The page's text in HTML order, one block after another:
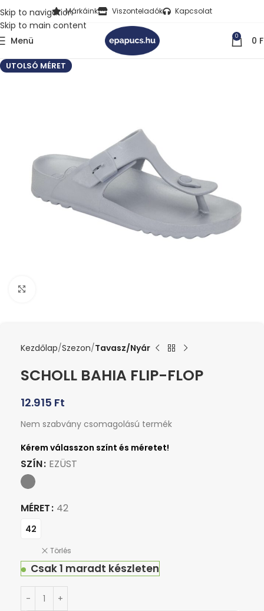
Skip to navigation
Skip to main content
Márkáink Viszonteladók Kapcsolat
Menü 0 0
UTOLSÓ MÉRET
Kezdőlap Szezon Tavasz/Nyár
SCHOLL BAHIA FLIP-FLOP
12.915 Ft
Nem szabvány csomagolású termék
SZÍN EZÜST
MÉRET 42
42
Törlés
Csak 1 maradt készleten